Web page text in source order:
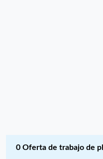
0 Oferta de trabajo de